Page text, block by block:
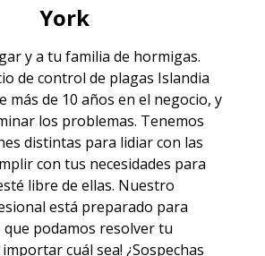
York
y a tu familia de hormigas.
de control de plagas Islandia
más de 10 años en el negocio, y
los problemas. Tenemos
distintas para lidiar con las
con tus necesidades para
libre de ellas. Nuestro
está preparado para
podamos resolver tu
cuál sea! ¿Sospechas